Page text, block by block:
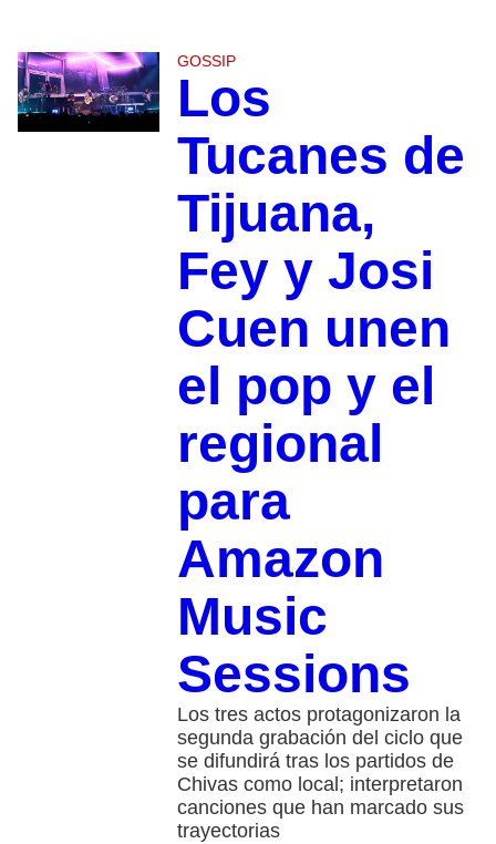
GOSSIP
Los
Tucanes de
Tijuana,
Fey y Josi
Cuen unen
el pop y el
regional
para
Amazon
Music
Sessions
Los tres actos protagonizaron la
segunda grabación del ciclo que
se difundirá tras los partidos de
Chivas como local; interpretaron
canciones que han marcado sus
trayectorias